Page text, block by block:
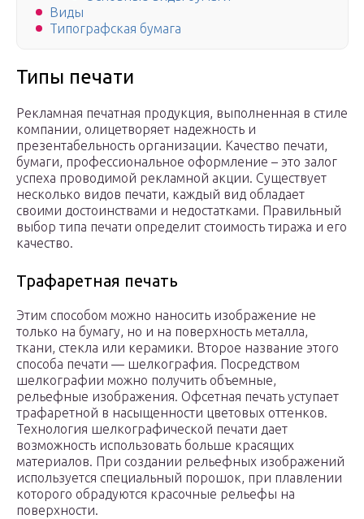
Виды
Типографская бумага
Типы печати
Рекламная печатная продукция, выполненная в стиле
компании, олицетворяет надежность и
презентабельность организации. Качество печати,
бумаги, профессиональное оформление – это залог
успеха проводимой рекламной акции. Существует
несколько видов печати, каждый вид обладает
своими достоинствами и недостатками. Правильный
выбор типа печати определит стоимость тиража и его
качество.
Трафаретная печать
Этим способом можно наносить изображение не
только на бумагу, но и на поверхность металла,
ткани, стекла или керамики. Второе название этого
способа печати — шелкография. Посредством
шелкографии можно получить объемные,
рельефные изображения. Офсетная печать уступает
трафаретной в насыщенности цветовых оттенков.
Технология шелкографической печати дает
возможность использовать больше красящих
материалов. При создании рельефных изображений
используется специальный порошок, при плавлении
которого обрадуются красочные рельефы на
поверхности.